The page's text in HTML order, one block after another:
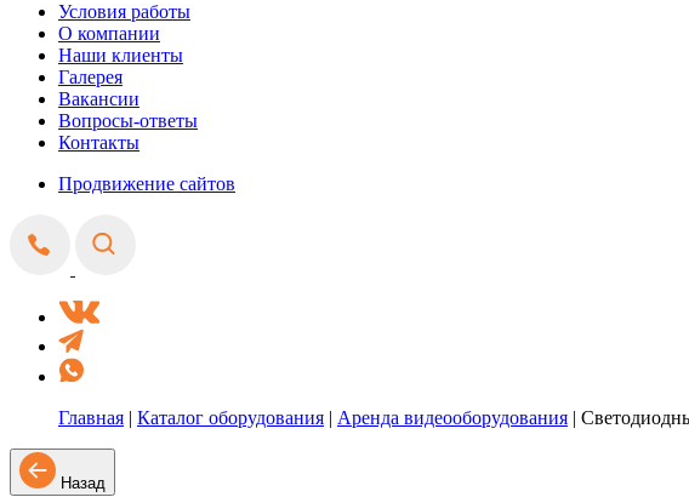
Условия работы
О компании
Наши клиенты
Галерея
Вакансии
Вопросы-ответы
Контакты
Продвижение сайтов
Главная | Каталог оборудования | Аренда видеооборудования |
Назад